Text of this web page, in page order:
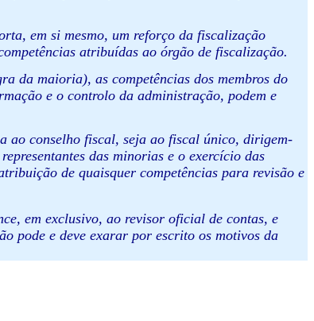
em si mesmo, um reforço da fiscalização
atribuídas ao órgão de fiscalização.
da maioria), as competências dos membros do
e o controlo da administração, podem e
ao conselho fiscal, seja ao fiscal único, dirigem-
das minorias e o exercício das
de quaisquer competências para revisão e
em exclusivo, ao revisor oficial de contas, e
pode e deve exarar por escrito os motivos da